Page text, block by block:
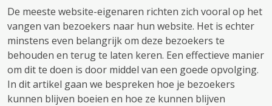
De meeste website-eigenaren richten zich vooral op het
vangen van bezoekers naar hun website. Het is echter
minstens even belangrijk om deze bezoekers te
behouden en terug te laten keren. Een effectieve manier
om dit te doen is door middel van een goede opvolging.
In dit artikel gaan we bespreken hoe je bezoekers
kunnen blijven boeien en hoe ze kunnen blijven